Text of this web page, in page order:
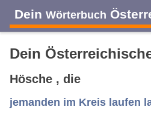
Dein Wörterbuch
A B C D E
Dein
Hösche , die
jemanden im Kreis laufen